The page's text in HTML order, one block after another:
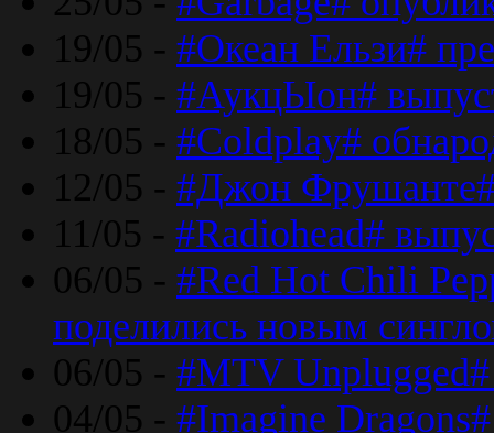
19/05 - #Океан Ельзи#
19/05 - #АукцЫон#
18/05 - #Coldplay#
12/05 - #Джон
11/05 - #Radiohead#
06/05 - #Red Hot Chili
поделились новым
06/05 - #MTV Unplugged#
04/05 - #Imagine